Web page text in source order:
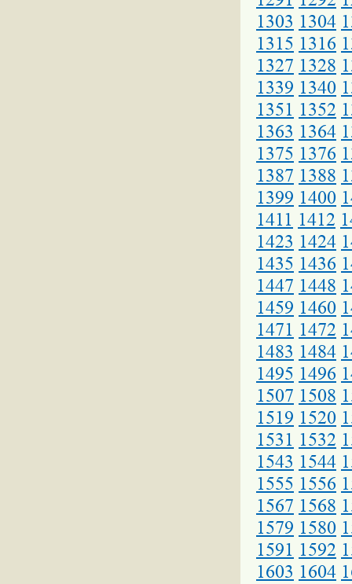
1303 1304
1315 1316
1327 1328
1339 1340
1351 1352
1363 1364
1375 1376
1387 1388
1399 1400
1411 1412
1423 1424
1435 1436
1447 1448
1459 1460
1471 1472
1483 1484
1495 1496
1507 1508
1519 1520
1531 1532
1543 1544
1555 1556
1567 1568
1579 1580
1591 1592
1603 1604